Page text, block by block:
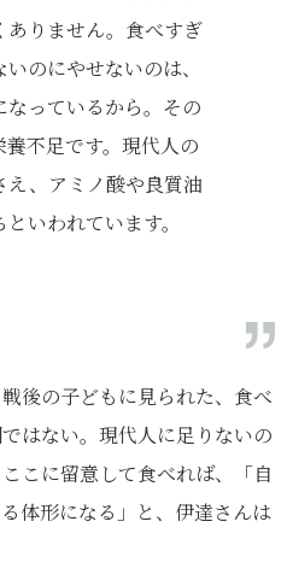
ありません。食べすぎ
のにやせないのは、
っているから。その
不足です。現代人の
え、アミノ酸や良質油
いわれています。
後の子どもに見られた、食べ
はない。現代人に足りないの
こに留意して食べれば、「自
体形になる」と、伊達さんは